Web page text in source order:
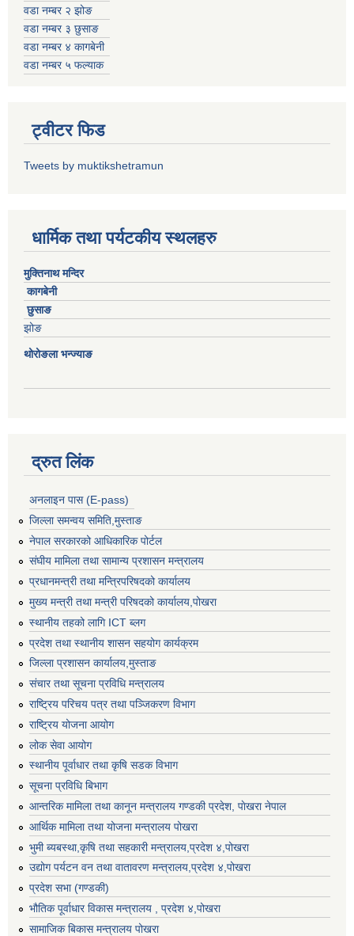
वडा नम्बर २ झोङ
वडा नम्बर ३ छुसाङ
वडा नम्बर ४ कागबेनी
वडा नम्बर ५ फल्याक
ट्वीटर फिड
Tweets by muktikshetramun
धार्मिक तथा पर्यटकीय स्थलहरु
मुक्तिनाथ मन्दिर
कागबेनी
छुसाङ
झोङ
थोरोङला भन्ज्याङ
द्रुत लिंक
अनलाइन पास (E-pass)
जिल्ला समन्वय समिति,मुस्ताङ
नेपाल सरकारको आधिकारिक पोर्टल
संघीय मामिला तथा सामान्य प्रशासन मन्त्रालय
प्रधानमन्त्री तथा मन्त्रिपरिषदको कार्यालय
मुख्य मन्त्री तथा मन्त्री परिषदको कार्यालय,पोखरा
स्थानीय तहको लागि ICT ब्लग
प्रदेश तथा स्थानीय शासन सहयोग कार्यक्रम
जिल्ला प्रशासन कार्यालय,मुस्ताङ
संचार तथा सूचना प्रविधि मन्त्रालय
राष्ट्रिय परिचय पत्र तथा पञ्जिकरण विभाग
राष्ट्रिय योजना आयोग
लोक सेवा आयोग
स्थानीय पूर्वाधार तथा कृषि सडक विभाग
सूचना प्रविधि बिभाग
आन्तरिक मामिला तथा कानून मन्त्रालय गण्डकी प्रदेश, पाेखरा नेपाल
आर्थिक मामिला तथा योजना मन्त्रालय पोखरा
भुमी ब्यबस्था,कृषि तथा सहकारी मन्त्रालय,प्रदेश ४,पोखरा
उद्योग पर्यटन वन तथा वातावरण मन्त्रालय,प्रदेश ४,पोखरा
प्रदेश सभा (गण्डकी)
भौतिक पूर्वाधार विकास मन्त्रालय , प्रदेश ४,पोखरा
सामाजिक बिकास मन्त्रालय पोखरा